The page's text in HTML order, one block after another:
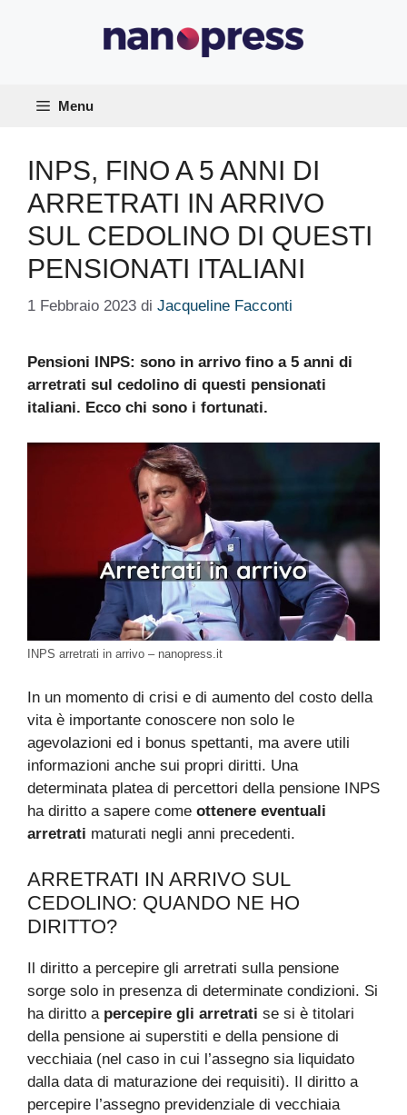
Menu
INPS, FINO A 5 ANNI DI
ARRETRATI IN ARRIVO
SUL CEDOLINO DI QUESTI
PENSIONATI ITALIANI
1 Febbraio 2023 di Jacqueline Facconti
Pensioni INPS: sono in arrivo fino a 5 anni di
arretrati sul cedolino di questi pensionati
italiani. Ecco chi sono i fortunati.
INPS arretrati in arrivo – nanopress.it
In un momento di crisi e di aumento del costo della
vita è importante conoscere non solo le
agevolazioni ed i bonus spettanti, ma avere utili
informazioni anche sui propri diritti. Una
determinata platea di percettori della pensione INPS
ha diritto a sapere come ottenere eventuali
arretrati maturati negli anni precedenti.
ARRETRATI IN ARRIVO SUL
CEDOLINO: QUANDO NE HO
DIRITTO?
Il diritto a percepire gli arretrati sulla pensione
sorge solo in presenza di determinate condizioni. Si
ha diritto a percepire gli arretrati se si è titolari
della pensione ai superstiti e della pensione di
vecchiaia (nel caso in cui l’assegno sia liquidato
dalla data di maturazione dei requisiti). Il diritto a
percepire l’assegno previdenziale di vecchiaia